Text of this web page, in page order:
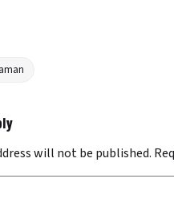
will not be published.